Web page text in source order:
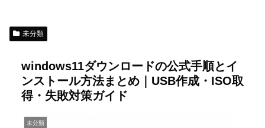
未分類
windows11ダウンロードの公式手順とイ
ンストール方法まとめ｜USB作成・ISO取
得・失敗対策ガイド
未分類